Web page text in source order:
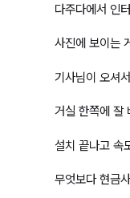
다주다에서 인
사진에 보이는
기사님이 오셔
거실 한쪽에 잘
설치 끝나고 속
무엇보다 현금